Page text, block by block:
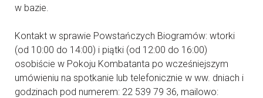
w bazie.
Kontakt w sprawie Powstańczych Biogramów: wtorki
(od 10:00 do 14:00) i piątki (od 12:00 do 16:00)
osobiście w Pokoju Kombatanta po wcześniejszym
umówieniu na spotkanie lub telefonicznie w ww. dniach i
godzinach pod numerem: 22 539 79 36, mailowo: